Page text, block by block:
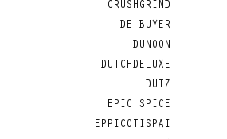
CRUSHGRIND
DE BUYER
DUNOON
DUTCHDELUXE
DUTZ
EPIC SPICE
EPPICOTISPAI